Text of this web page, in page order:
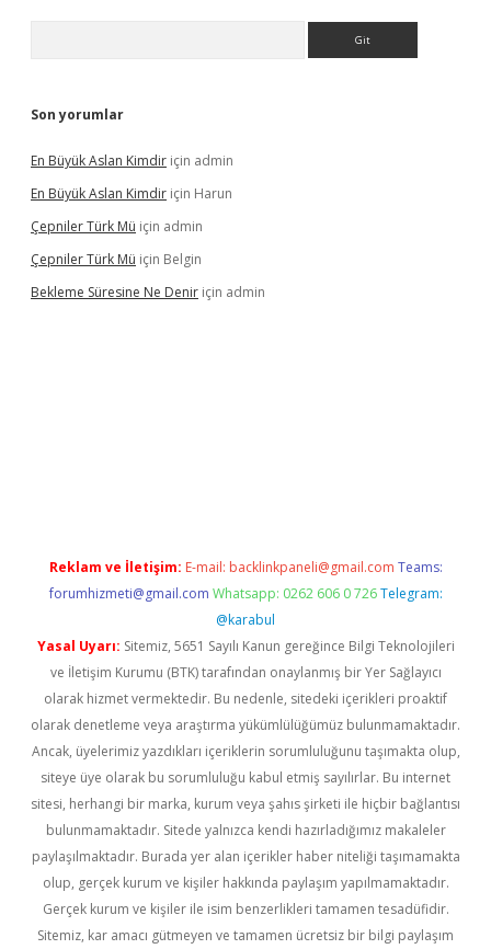
Son yorumlar
En Büyük Aslan Kimdir için admin
En Büyük Aslan Kimdir için Harun
Çepniler Türk Mü için admin
Çepniler Türk Mü için Belgin
Bekleme Süresine Ne Denir için admin
Reklam ve İletişim: E-mail: backlinkpaneli@gmail.com Teams:
forumhizmeti@gmail.com Whatsapp: 0262 606 0 726 Telegram:
@karabul
Yasal Uyarı: Sitemiz, 5651 Sayılı Kanun gereğince Bilgi Teknolojileri
ve İletişim Kurumu (BTK) tarafından onaylanmış bir Yer Sağlayıcı
olarak hizmet vermektedir. Bu nedenle, sitedeki içerikleri proaktif
olarak denetleme veya araştırma yükümlülüğümüz bulunmamaktadır.
Ancak, üyelerimiz yazdıkları içeriklerin sorumluluğunu taşımakta olup,
siteye üye olarak bu sorumluluğu kabul etmiş sayılırlar. Bu internet
sitesi, herhangi bir marka, kurum veya şahıs şirketi ile hiçbir bağlantısı
bulunmamaktadır. Sitede yalnızca kendi hazırladığımız makaleler
paylaşılmaktadır. Burada yer alan içerikler haber niteliği taşımamakta
olup, gerçek kurum ve kişiler hakkında paylaşım yapılmamaktadır.
Gerçek kurum ve kişiler ile isim benzerlikleri tamamen tesadüfidir.
Sitemiz, kar amacı gütmeyen ve tamamen ücretsiz bir bilgi paylaşım